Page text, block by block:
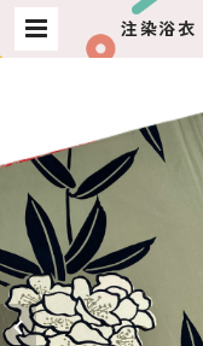
注染浴
花